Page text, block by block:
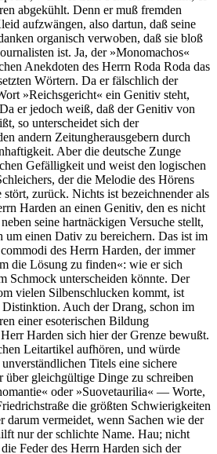
abgekühlt. Denn er muß fremden
aufzwängen, also dartun, daß seine
organisch verwoben, daß sie bloß
ist. Ja, der »Monomachos«
Anekdoten des Herrn Roda Roda das
Wörtern. Da er fälschlich der
»Reichsgericht« ein Genitiv steht,
er jedoch weiß, daß der Genitiv von
so unterscheidet sich der
andern Zeitungherausgebern durch
Aber die deutsche Zunge
Gefälligkeit und weist den logischen
der die Melodie des Hörens
zurück. Nichts ist bezeichnender als
Harden an einen Genitiv, den es nicht
seine hartnäckigen Versuche stellt,
um einen Dativ zu bereichern. Das ist im
des Herrn Harden, der immer
die Lösung zu finden«: wie er sich
Schmock unterscheiden könnte. Der
vielen Silbenschlucken kommt, ist
Auch der Drang, schon im
einer esoterischen Bildung
Harden sich hier der Grenze bewußt.
Leitartikel aufhören, und würde
Titels eine sichere
über gleichgültige Dinge zu schreiben
oder »Suovetaurilia« — Worte,
die größten Schwierigkeiten
darum vermeidet, wenn Sachen wie der
nur der schlichte Name. Hau; nicht
Feder des Herrn Harden sich der